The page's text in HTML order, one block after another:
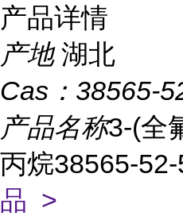
产品详情
产地 湖北
Cas： 38565-
产品名称3-(全
丙烷38565-52-
品 >